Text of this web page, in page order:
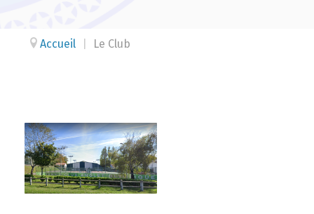
Accueil Le Club